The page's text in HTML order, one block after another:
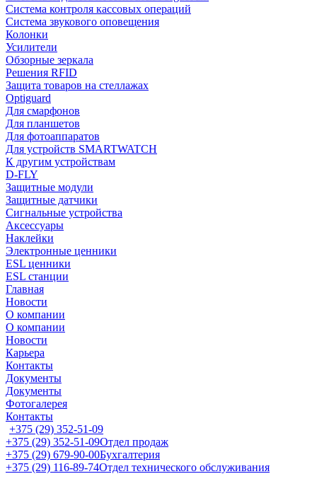
Система контроля кассовых операций
Система звукового оповещения
Колонки
Усилители
Обзорные зеркала
Решения RFID
Защита товаров на стеллажах
Optiguard
Для смарфонов
Для планшетов
Для фотоаппаратов
Для устройств SMARTWATCH
К другим устройствам
D-FLY
Защитные модули
Защитные датчики
Сигнальные устройства
Аксессуары
Наклейки
Электронные ценники
ESL ценники
ESL станции
Главная
Новости
О компании
О компании
Новости
Карьера
Контакты
Документы
Документы
Фотогалерея
Контакты
+375 (29) 352-51-09
+375 (29) 352-51-09Отдел продаж
+375 (29) 679-90-00Бухгалтерия
+375 (29) 116-89-74Отдел технического обслуживания